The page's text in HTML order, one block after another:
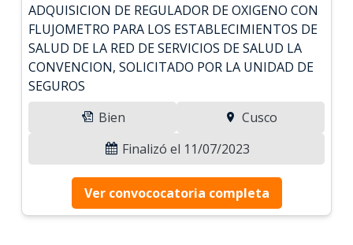
ADQUISICION DE REGULADOR DE OXIGENO CON
FLUJOMETRO PARA LOS ESTABLECIMIENTOS DE
SALUD DE LA RED DE SERVICIOS DE SALUD LA
CONVENCION, SOLICITADO POR LA UNIDAD DE
SEGUROS
Bien
Cusco
Finalizó el 11/07/2023
Ver convococatoria completa